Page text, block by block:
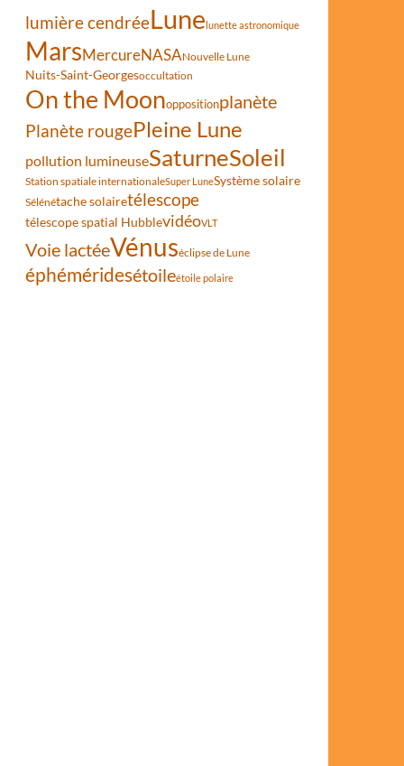
lumière cendréeLunelunette astronomique
MarsMercureNASANouvelle Lune
Nuits-Saint-Georgesoccultation
On the Moonoppositionplanète
Planète rougePleine Lune
pollution lumineuseSaturneSoleil
Station spatiale internationaleSuper LuneSystème solaire
Sélénétache solairetélescope
télescope spatial HubblevidéoVLT
Voie lactéeVénuséclipse de Lune
éphéméridesétoileétoile polaire